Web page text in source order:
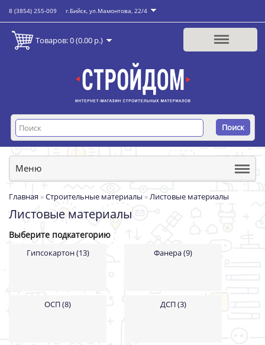
8 (3854) 255-009 г.Бийск, ул.Мамонтова, 22/4
Товаров: 0 (0.00 р.)
Поиск
Меню
Главная »Строительные материалы »Листовые материалы
Листовые материалы
Выберите подкатегорию
Гипсокартон (13) Фанера (9)
ОСП (8) ДСП (3)